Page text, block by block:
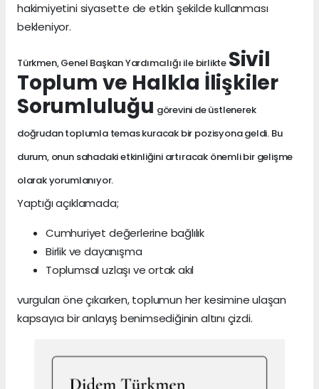
hakimiyetini siyasette de etkin şekilde kullanması
bekleniyor.
Türkmen, Genel Başkan Yardımcılığı ile birlikte Sivil
Toplum ve Halkla İlişkiler
Sorumluluğu görevini de üstlenerek
doğrudan toplumla temas kuracak bir pozisyona geldi. Bu
durum, onun sahadaki etkinliğini artıracak önemli bir gelişme
olarak yorumlanıyor.
Yaptığı açıklamada;
Cumhuriyet değerlerine bağlılık
Birlik ve dayanışma
Toplumsal uzlaşı ve ortak akıl
vurguları öne çıkarken, toplumun her kesimine ulaşan
kapsayıcı bir anlayış benimsediğinin altını çizdi.